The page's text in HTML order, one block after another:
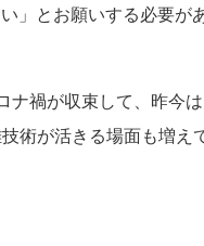
」とお願いする必要が
禍が収束して、昨今
術が活きる場面も増え